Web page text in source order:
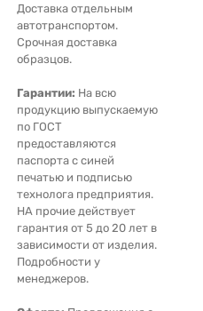
Доставка отдельным
автотранспортом.
Срочная доставка
образцов.
Гарантии: На всю
продукцию выпускаемую
по ГОСТ
предоставляются
паспорта с синей
печатью и подписью
технолога предприятия.
НА прочие действует
гарантия от 5 до 20 лет в
зависимости от изделия.
Подробности у
менеджеров.